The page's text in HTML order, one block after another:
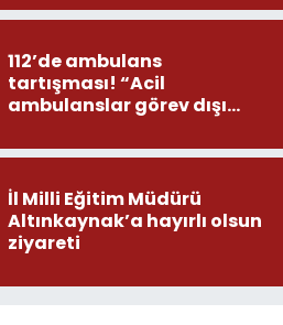
112’de ambulans
tartışması! “Acil
ambulanslar görev dışı
İl Milli Eğitim Müdürü
Altınkaynak’a hayırlı olsun
ziyareti